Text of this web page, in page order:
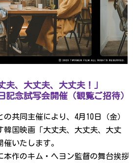
夫、大丈夫、大丈夫！」
記念試写会開催（観覧ご招待）
の共同主催により、4月10日（金）
韓国映画「大丈夫、大丈夫、大丈
いたします。
本作のキム・ヘヨン監督の舞台挨拶